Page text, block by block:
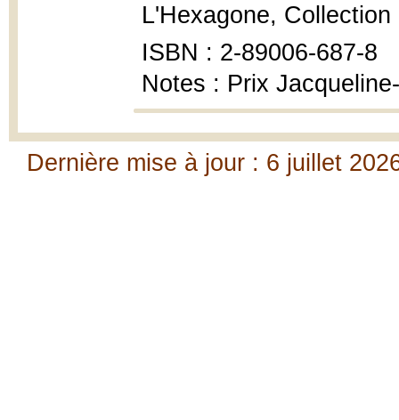
L'Hexagone,
ISBN : 2-89006-687-8
Notes : Prix
Dernière mise à jour : 6 juillet